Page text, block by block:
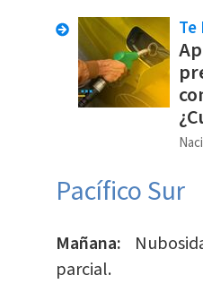
Te
Pacífico Sur
Mañana:
parcial.